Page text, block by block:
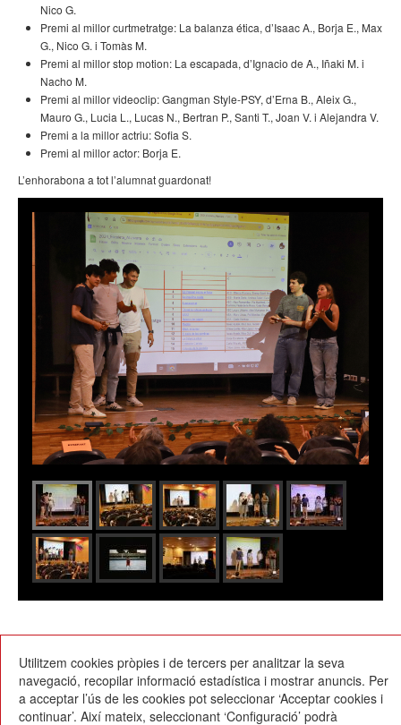
Nico G.
Premi al millor curtmetratge: La balanza ética, d’Isaac A., Borja E., Max
G., Nico G. i Tomàs M.
Premi al millor stop motion: La escapada, d’Ignacio de A., Iñaki M. i
Nacho M.
Premi al millor videoclip: Gangman Style-PSY, d’Erna B., Aleix G.,
Mauro G., Lucia L., Lucas N., Bertran P., Santi T., Joan V. i Alejandra V.
Premi a la millor actriu: Sofia S.
Premi al millor actor: Borja E.
L’enhorabona a tot l’alumnat guardonat!
18/06/2024
Utilitzem cookies pròpies i de tercers per analitzar la seva
navegació, recopilar informació estadística i mostrar anuncis. Per
a acceptar l’ús de les cookies pot seleccionar ‘Acceptar cookies i
continuar’. Així mateix, seleccionant ‘Configuració’ podrà